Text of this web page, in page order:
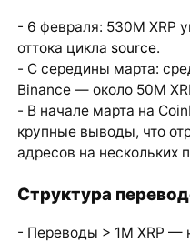
- 6 февраля: 530M XRP
оттока цикла source.
- С середины марта:
Binance — около 50M
- В начале марта на
крупные выводы, что
адресов на нескольких
Структура
- Переводы > 1M XRP —